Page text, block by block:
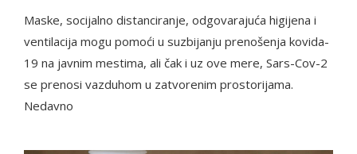
Maske, socijalno distanciranje, odgovarajuća higijena i
ventilacija mogu pomoći u suzbijanju prenošenja kovida-
19 na javnim mestima, ali čak i uz ove mere, Sars-Cov-2
se prenosi vazduhom u zatvorenim prostorijama.
Nedavno